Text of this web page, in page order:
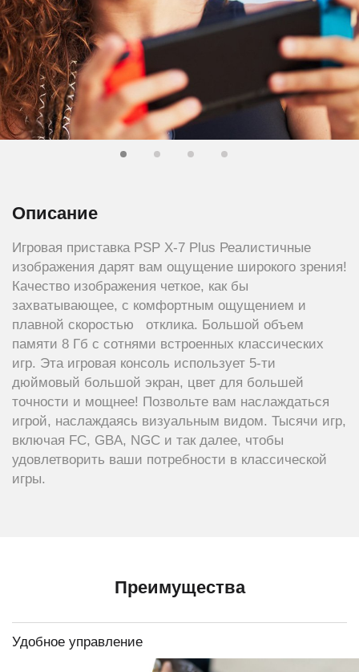
Описание
Игровая приставка PSP X-7 Plus Реалистичные
изображения дарят вам ощущение широкого зрения!
Качество изображения четкое, как бы
захватывающее, с комфортным ощущением и
плавной скоростью отклика. Большой объем
памяти 8 Гб с сотнями встроенных классических
игр. Эта игровая консоль использует 5-ти
дюймовый большой экран, цвет для большей
точности и мощнее! Позвольте вам наслаждаться
игрой, наслаждаясь визуальным видом. Тысячи игр,
включая FC, GBA, NGC и так далее, чтобы
удовлетворить ваши потребности в классической
игры.
Преимущества
Удобное управление